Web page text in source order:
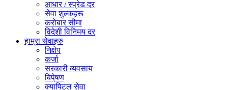
आधार / स्प्रेड दर
सेवा शुल्कहरू
करोबार सीमा
विदेशी विनिमय दर
हाम्रा सेवाहरु
निक्षेप
कर्जा
सरकारी व्यवसाय
बिपे्षण
क्यापिटल सेवा